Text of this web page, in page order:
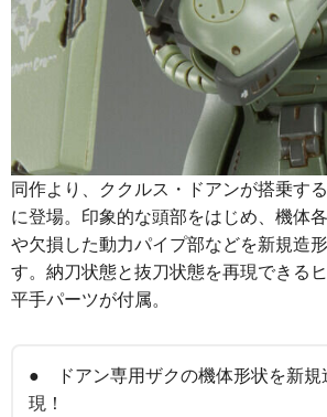
同作より、ククルス・ドアンが搭乗す
に登場。印象的な頭部をはじめ、機体
や欠損した動力パイプ部などを新規造
す。納刀状態と抜刀状態を再現できる
平手パーツが付属。
● ドアン専用ザクの機体形状を新規
現！